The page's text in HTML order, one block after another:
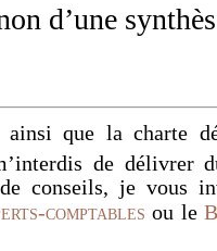
d’une
que la charte
de délivrer
conseils, je vous
comptables ou le